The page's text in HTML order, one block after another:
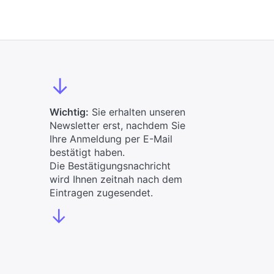
↓
Wichtig: Sie erhalten unseren
Newsletter erst, nachdem Sie
Ihre Anmeldung per E-Mail
bestätigt haben.
Die Bestätigungsnachricht
wird Ihnen zeitnah nach dem
Eintragen zugesendet.
↓